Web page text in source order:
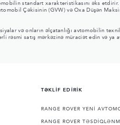
standart xarakteristikasını əks
Çəkisinin (GVW) və Oxa Düşən
və onların əlçatanlığı avtomobilin
rəsmi satış mərkəzinə müraciət edin və
TƏKLİF EDİRİK
RANGE ROVER YENİ
RANGE ROVER